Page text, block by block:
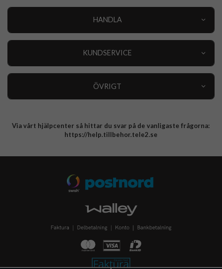
HANDLA
KUNDSERVICE
ÖVRIGT
Integritetspolicy
Via vårt hjälpcenter så hittar du svar på de vanligaste frågorna:
https://help.tillbehor.tele2.se